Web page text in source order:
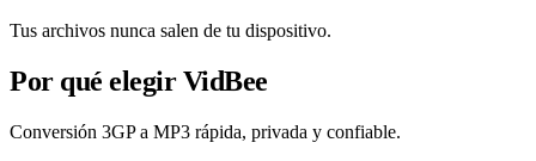
Tus archivos nunca salen de tu dispositivo.
Por qué elegir VidBee
Conversión 3GP a MP3 rápida, privada y confiable.